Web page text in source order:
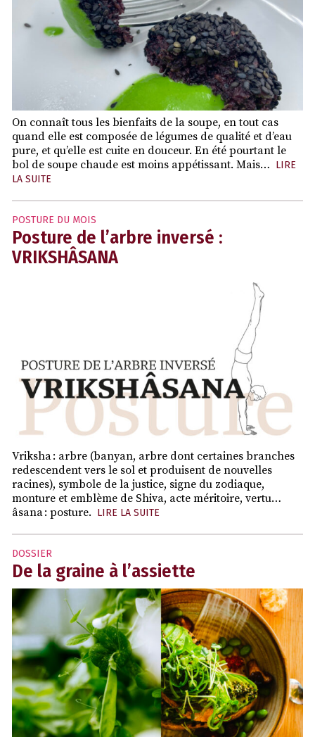
On connaît tous les bienfaits de la soupe, en tout cas
quand elle est composée de légumes de qualité et d’eau
pure, et qu’elle est cuite en douceur. En été pourtant le
bol de soupe chaude est moins appétissant. Mais… LIRE
LA SUITE
POSTURE DU MOIS
Posture de l’arbre inversé :
VRIKSHÂSANA
Vriksha : arbre (banyan, arbre dont certaines branches
redescendent vers le sol et produisent de nouvelles
racines), symbole de la justice, signe du zodiaque,
monture et emblème de Shiva, acte méritoire, vertu…
âsana : posture. LIRE LA SUITE
DOSSIER
De la graine à l’assiette